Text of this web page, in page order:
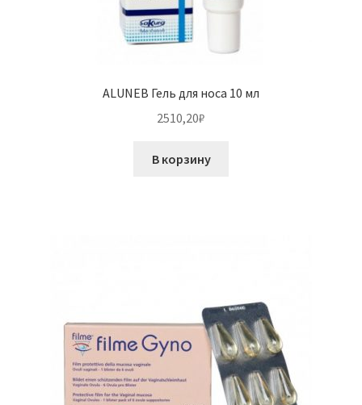
ALUNEB Гель для носа 10 мл
2510,20₽
В корзину